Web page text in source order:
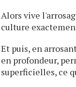
Alors vive
culture
Et puis, en
en profondeur,
superficielles, ce